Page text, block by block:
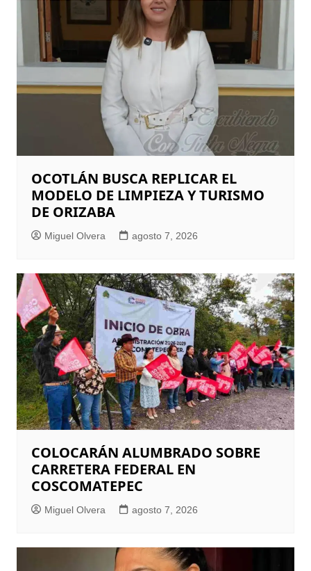
OCOTLÁN BUSCA REPLICAR EL
MODELO DE LIMPIEZA Y TURISMO
DE ORIZABA
Miguel Olvera agosto 7, 2026
COLOCARÁN ALUMBRADO SOBRE
CARRETERA FEDERAL EN
COSCOMATEPEC
Miguel Olvera agosto 7, 2026